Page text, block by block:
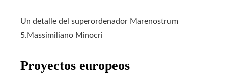
Un detalle del superordenador Marenostrum
5.Massimiliano Minocri
Proyectos europeos